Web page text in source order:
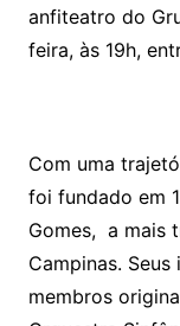
anfiteatro do
feira, às 19h,
Com uma
foi fundado em
Gomes, a mais
Campinas.
membros